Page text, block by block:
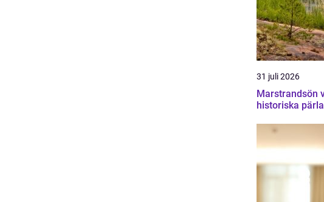
31 juli 2026
Marstrandsön västkustens
historiska pärla